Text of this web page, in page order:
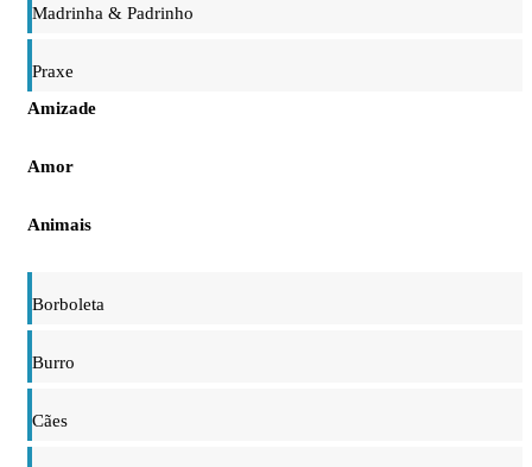
Madrinha & Padrinho
Praxe
Amizade
Amor
Animais
Borboleta
Burro
Cães